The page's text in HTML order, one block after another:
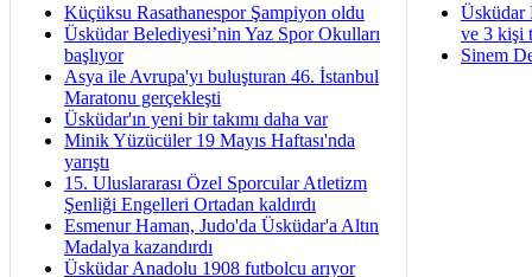
Küçüksu Rasathanespor Şampiyon oldu
Üsküdar Belediyesi’nin Yaz Spor Okulları
başlıyor
Asya ile Avrupa'yı buluşturan 46. İstanbul
Maratonu gerçekleşti
Üsküdar'ın yeni bir takımı daha var
Minik Yüzücüler 19 Mayıs Haftası'nda
yarıştı
15. Uluslararası Özel Sporcular Atletizm
Şenliği Engelleri Ortadan kaldırdı
Esmenur Haman, Judo'da Üsküdar'a Altın
Madalya kazandırdı
Üsküdar Anadolu 1908 futbolcu arıyor
Üsküdar
ve 3 kişi
Sinem